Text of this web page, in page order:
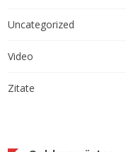
Uncategorized
Video
Zitate